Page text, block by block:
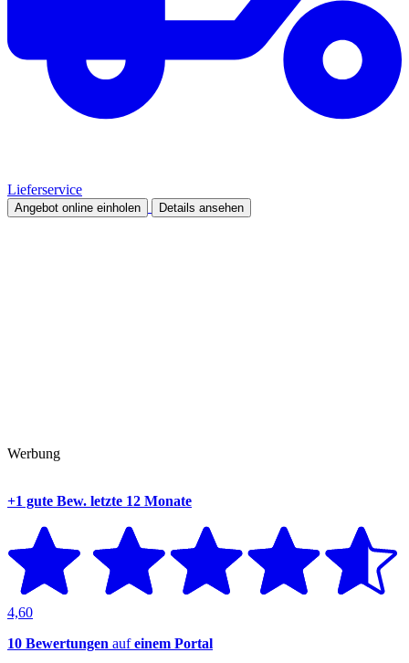
Lieferservice
Angebot online einholen Details ansehen
Werbung
+1 gute Bew. letzte 12 Monate
4,60
10 Bewertungen aufeinem Portal